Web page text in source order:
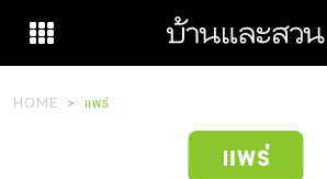
content
HOME แพร่
แพร่